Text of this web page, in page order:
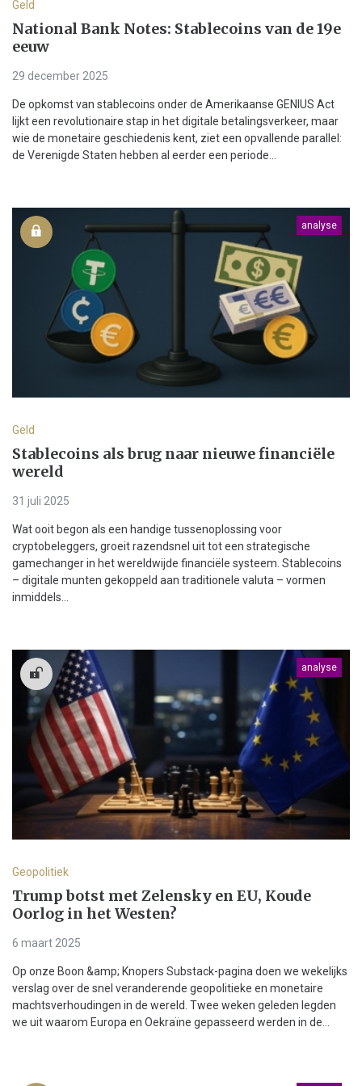
Geld
National Bank Notes: Stablecoins van de 19e
eeuw
29 december 2025
De opkomst van stablecoins onder de Amerikaanse GENIUS Act
lijkt een revolutionaire stap in het digitale betalingsverkeer, maar
wie de monetaire geschiedenis kent, ziet een opvallende parallel:
de Verenigde Staten hebben al eerder een periode...
analyse
Geld
Stablecoins als brug naar nieuwe financiële
wereld
31 juli 2025
Wat ooit begon als een handige tussenoplossing voor
cryptobeleggers, groeit razendsnel uit tot een strategische
gamechanger in het wereldwijde financiële systeem. Stablecoins
– digitale munten gekoppeld aan traditionele valuta – vormen
inmiddels...
analyse
Geopolitiek
Trump botst met Zelensky en EU, Koude
Oorlog in het Westen?
6 maart 2025
Op onze Boon &amp; Knopers Substack-pagina doen we wekelijks
verslag over de snel veranderende geopolitieke en monetaire
machtsverhoudingen in de wereld. Twee weken geleden legden
we uit waarom Europa en Oekraïne gepasseerd werden in de...